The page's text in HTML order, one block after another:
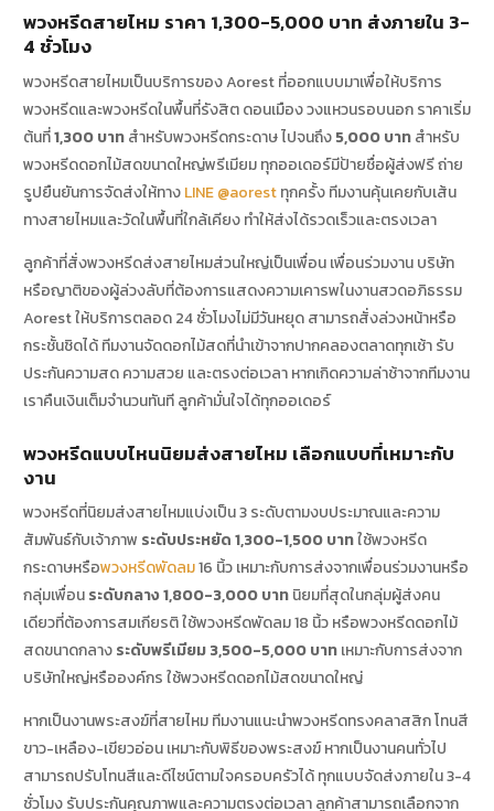
พวงหรีดสายไหม ราคา 1,300-5,000 บาท ส่งภายใน 3-
4 ชั่วโมง
พวงหรีดสายไหมเป็นบริการของ Aorest ที่ออกแบบมาเพื่อให้บริการ
พวงหรีดและพวงหรีดในพื้นที่รังสิต ดอนเมือง วงแหวนรอบนอก ราคาเริ่ม
ต้นที่1,300 บาทสำหรับพวงหรีดกระดาษ ไปจนถึง5,000 บาทสำหรับ
พวงหรีดดอกไม้สดขนาดใหญ่พรีเมียม ทุกออเดอร์มีป้ายชื่อผู้ส่งฟรี ถ่าย
รูปยืนยันการจัดส่งให้ทางLINE @aorestทุกครั้ง ทีมงานคุ้นเคยกับเส้น
ทางสายไหมและวัดในพื้นที่ใกล้เคียง ทำให้ส่งได้รวดเร็วและตรงเวลา
ลูกค้าที่สั่งพวงหรีดส่งสายไหมส่วนใหญ่เป็นเพื่อน เพื่อนร่วมงาน บริษัท
หรือญาติของผู้ล่วงลับที่ต้องการแสดงความเคารพในงานสวดอภิธรรม
Aorest ให้บริการตลอด 24 ชั่วโมงไม่มีวันหยุด สามารถสั่งล่วงหน้าหรือ
กระชั้นชิดได้ ทีมงานจัดดอกไม้สดที่นำเข้าจากปากคลองตลาดทุกเช้า รับ
ประกันความสด ความสวย และตรงต่อเวลา หากเกิดความล่าช้าจากทีมงาน
เราคืนเงินเต็มจำนวนทันที ลูกค้ามั่นใจได้ทุกออเดอร์
พวงหรีดแบบไหนนิยมส่งสายไหม เลือกแบบที่เหมาะกับ
งาน
พวงหรีดที่นิยมส่งสายไหมแบ่งเป็น 3 ระดับตามงบประมาณและความ
สัมพันธ์กับเจ้าภาพ ระดับประหยัด 1,300-1,500 บาทใช้พวงหรีด
กระดาษหรือพวงหรีดพัดลม16 นิ้ว เหมาะกับการส่งจากเพื่อนร่วมงานหรือ
กลุ่มเพื่อนระดับกลาง 1,800-3,000 บาทนิยมที่สุดในกลุ่มผู้ส่งคน
เดียวที่ต้องการสมเกียรติ ใช้พวงหรีดพัดลม 18 นิ้ว หรือพวงหรีดดอกไม้
สดขนาดกลางระดับพรีเมียม 3,500-5,000 บาทเหมาะกับการส่งจาก
บริษัทใหญ่หรือองค์กร ใช้พวงหรีดดอกไม้สดขนาดใหญ่
หากเป็นงานพระสงฆ์ที่สายไหม ทีมงานแนะนำพวงหรีดทรงคลาสสิก โทนสี
ขาว-เหลือง-เขียวอ่อน เหมาะกับพิธีของพระสงฆ์ หากเป็นงานคนทั่วไป
สามารถปรับโทนสีและดีไซน์ตามใจครอบครัวได้ ทุกแบบจัดส่งภายใน 3-4
ชั่วโมง รับประกันคุณภาพและความตรงต่อเวลา ลูกค้าสามารถเลือกจาก